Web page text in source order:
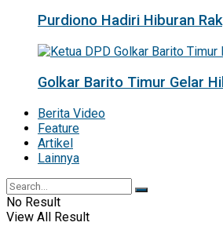
Purdiono Hadiri Hiburan
Golkar Barito Timur Gelar
Berita Video
Feature
Artikel
Lainnya
No Result
View All Result